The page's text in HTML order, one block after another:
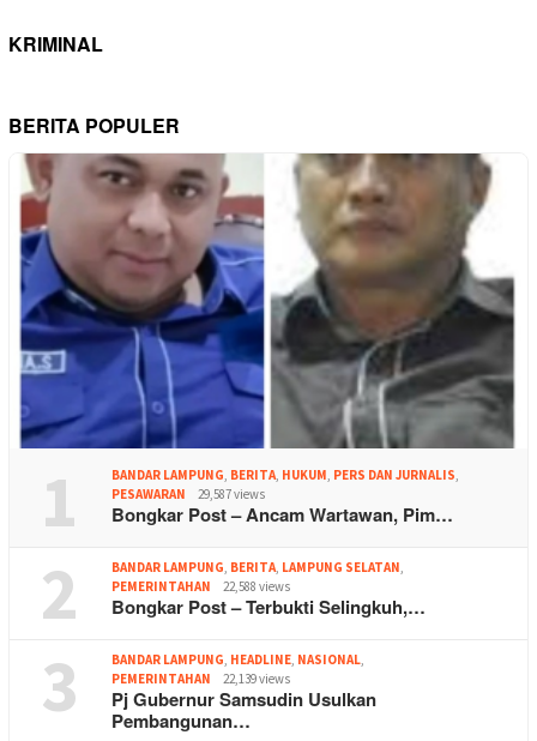
KRIMINAL
BERITA POPULER
1 BANDAR LAMPUNG, BERITA, HUKUM, PERS DAN JURNALIS,
PESAWARAN
29,587 views
Bongkar Post – Ancam Wartawan, Pim…
2 BANDAR LAMPUNG, BERITA, LAMPUNG SELATAN,
PEMERINTAHAN
22,588 views
Bongkar Post – Terbukti Selingkuh,…
3 BANDAR LAMPUNG, HEADLINE, NASIONAL,
PEMERINTAHAN
22,139 views
Pj Gubernur Samsudin Usulkan
Pembangunan…